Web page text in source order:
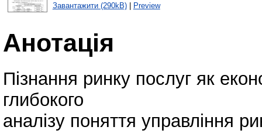
Завантажити (290kB)| Preview
Анотація
Пізнання ринку послуг як
глибокого
аналізу поняття управління